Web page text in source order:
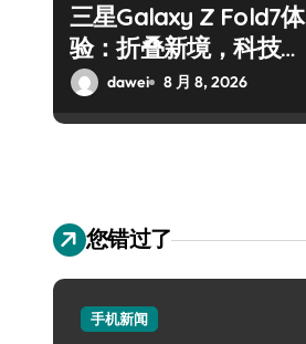
三星Galaxy Z Fold7体
验：折叠新境，科技魅
力一掌尽握！
dawei 8 月 8, 2026
您错过了
手机新闻